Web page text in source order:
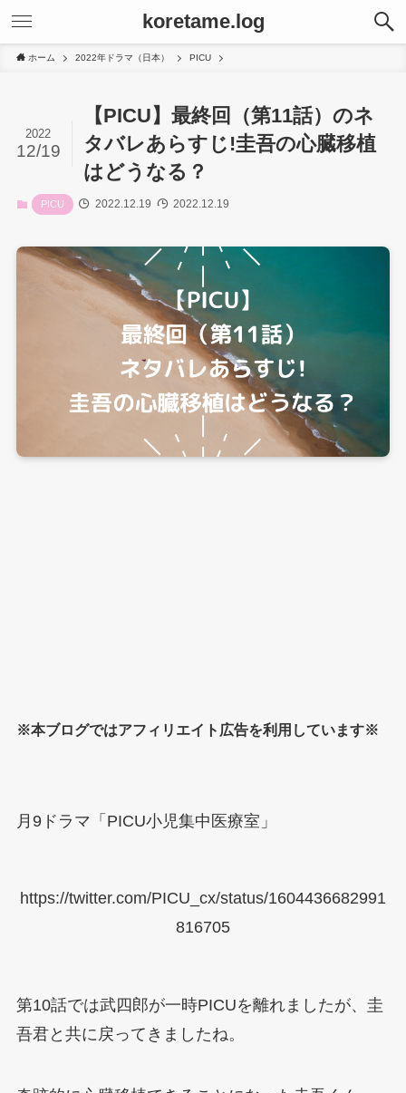
koretame.log
ホーム 2022年ドラマ（日本） PICU
【PICU】最終回（第11話）のネ
タバレあらすじ!圭吾の心臓移植
はどうなる？
2022
12/19
PICU 2022.12.19 2022.12.19
※本ブログではアフィリエイト広告を利用しています※
月9ドラマ「PICU小児集中医療室」
https://twitter.com/PICU_cx/status/1604436682991
816705
第10話では武四郎が一時PICUを離れましたが、圭
吾君と共に戻ってきましたね。